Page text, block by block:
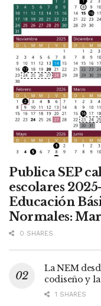
Publica SEP
escolares
Educación
Normales:
0 SHARES
La NEM
codiseño y
1 SHARES